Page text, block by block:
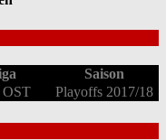
Saison
OST Playoffs 2017/18